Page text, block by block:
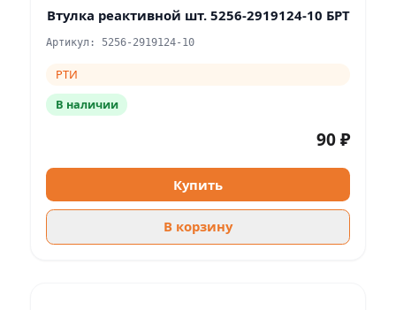
Втулка реактивной шт. 5256-2919124-10 БРТ
Артикул: 5256-2919124-10
РТИ
В наличии
90 ₽
Купить
В корзину